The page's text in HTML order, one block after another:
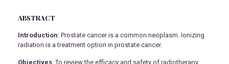
ABSTRACT
Introduction: Prostate cancer is a common neoplasm. Ionizing
radiation is a treatment option in prostate cancer.
Objectives: To review the efficacy and safety of radiotherapy